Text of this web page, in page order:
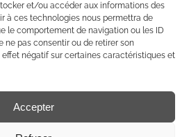
et/ou accéder aux informations des
à ces technologies nous permettra de
le comportement de navigation ou les ID
ne pas consentir ou de retirer son
négatif sur certaines caractéristiques et
Accepter
2026 !